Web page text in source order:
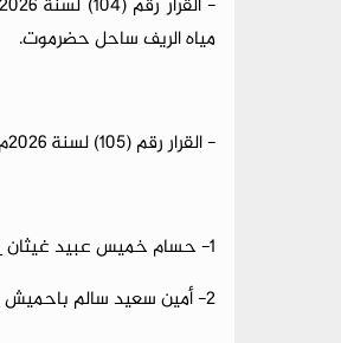
مياه الريف ساحل حضرموت.
- القرار رقم (105) لسنة 2026م، يكلف الأخوة التالية اسماءهم كل قرين اسمة حسب الآتي :
1- حسام خميس عبيد غيثان _ مديراً عاماً للمؤسسة المحلية للمياه والصرف الصحي بالساحل .
2- أمين سعيد سالم باحميش _ مساعداً للمدير العام للشؤون الفنية والمشروعات .